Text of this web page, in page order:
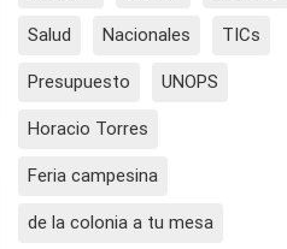
Salud Nacionales TICs
Presupuesto UNOPS
Horacio Torres
Feria campesina
de la colonia a tu mesa